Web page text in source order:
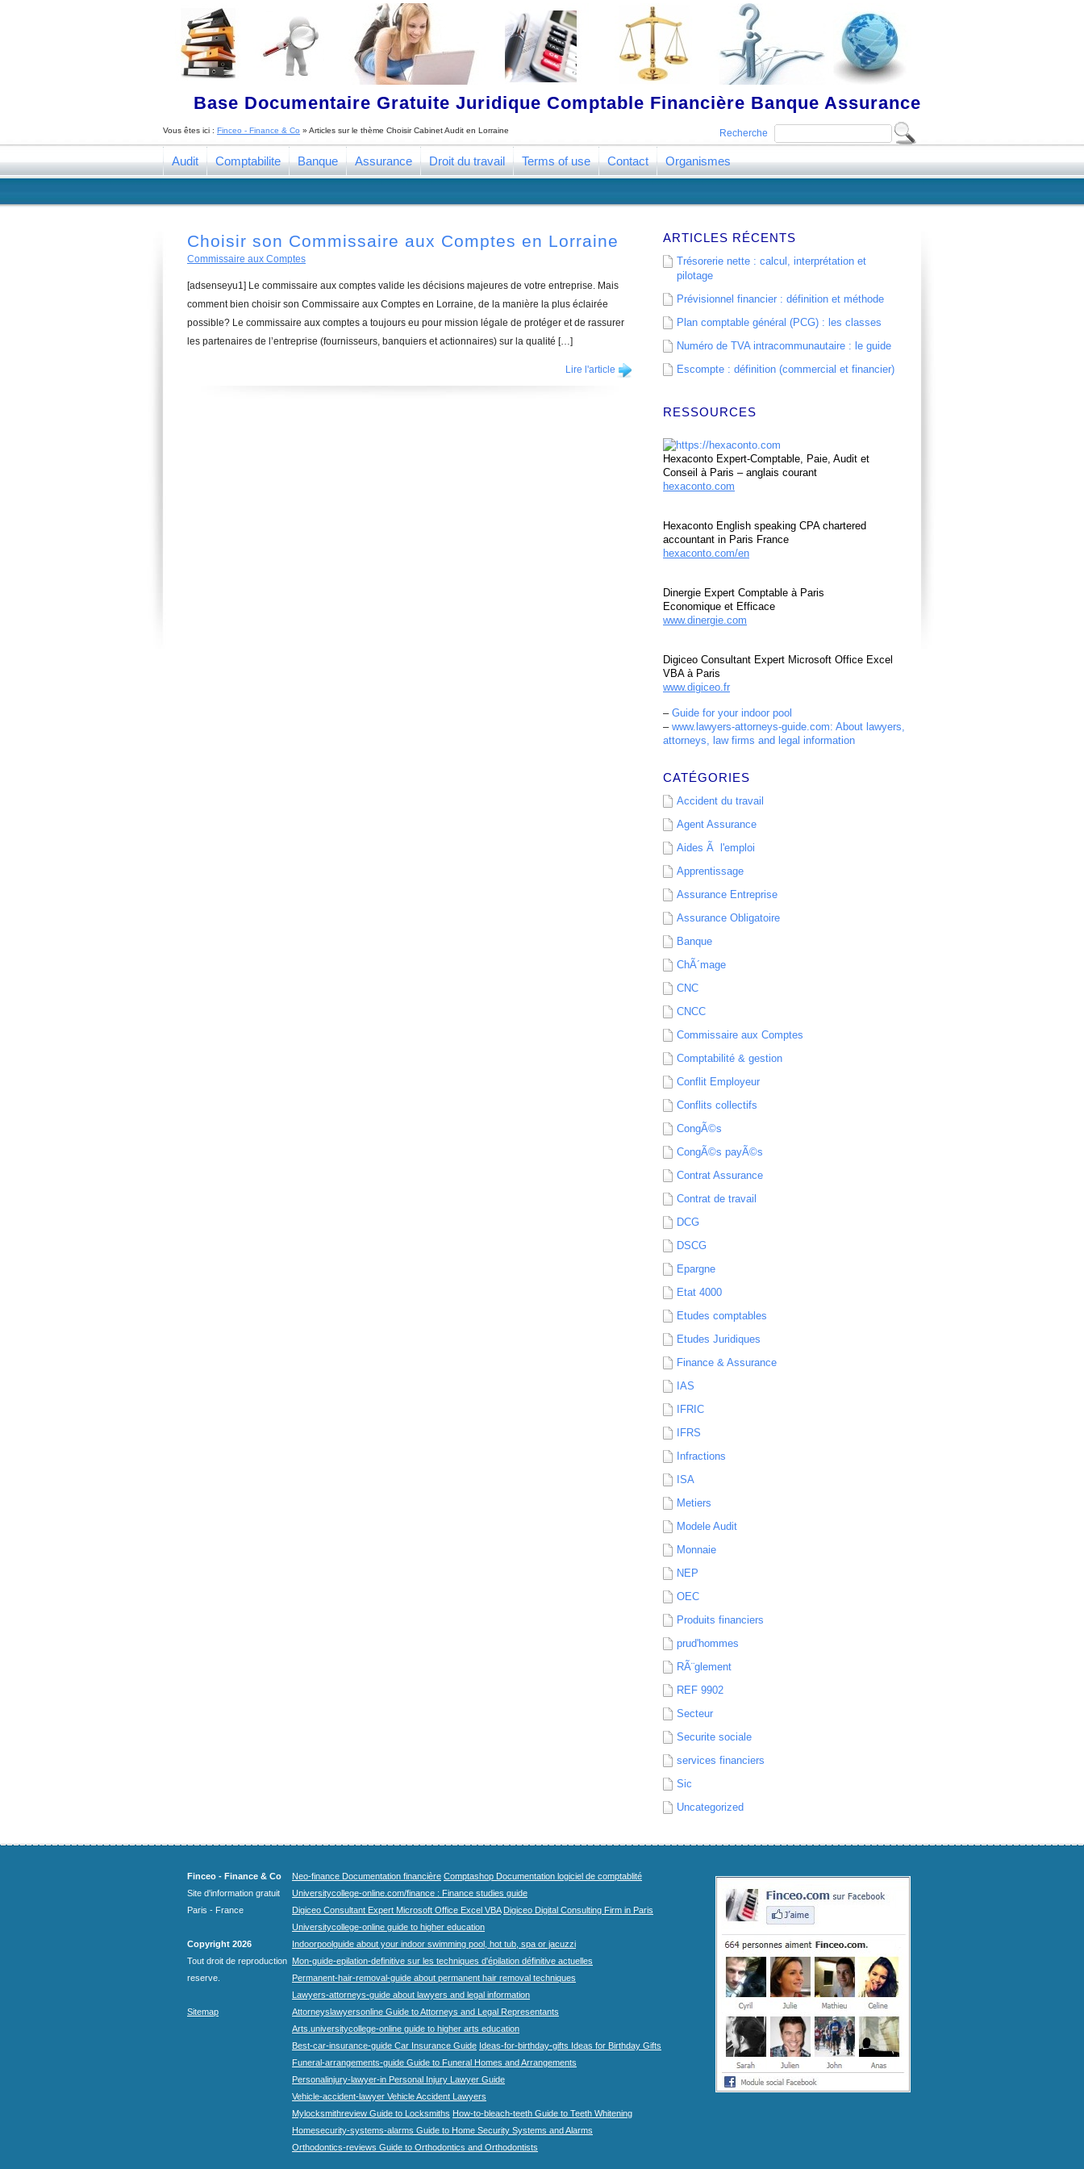
Base Documentaire Gratuite Juridique Comptable Financière Banque Assurance
Recherche
Vous êtes ici : Finceo - Finance & Co » Articles sur le thème Choisir Cabinet Audit en Lorraine
Audit Comptabilite Banque Assurance Droit du travail Terms of use Contact Organismes
Choisir son Commissaire aux Comptes en Lorraine
Commissaire aux Comptes
[adsenseyu1] Le commissaire aux comptes valide les décisions majeures de votre entreprise. Mais
comment bien choisir son Commissaire aux Comptes en Lorraine, de la manière la plus éclairée
possible? Le commissaire aux comptes a toujours eu pour mission légale de protéger et de rassurer
les partenaires de l’entreprise (fournisseurs, banquiers et actionnaires) sur la qualité […]
Lire l'article
ARTICLES RÉCENTS
Trésorerie nette : calcul, interprétation et
pilotage
Prévisionnel financier : définition et méthode
Plan comptable général (PCG) : les classes
Numéro de TVA intracommunautaire : le guide
Escompte : définition (commercial et financier)
RESSOURCES
Hexaconto Expert-Comptable, Paie, Audit et
Conseil à Paris – anglais courant
hexaconto.com
Hexaconto English speaking CPA chartered
accountant in Paris France
hexaconto.com/en
Dinergie Expert Comptable à Paris
Economique et Efficace
www.dinergie.com
Digiceo Consultant Expert Microsoft Office Excel
VBA à Paris
www.digiceo.fr
– Guide for your indoor pool
– www.lawyers-attorneys-guide.com: About lawyers,
attorneys, law firms and legal information
CATÉGORIES
Accident du travail
Agent Assurance
Aides Ã l'emploi
Apprentissage
Assurance Entreprise
Assurance Obligatoire
Banque
ChÃ´mage
CNC
CNCC
Commissaire aux Comptes
Comptabilité & gestion
Conflit Employeur
Conflits collectifs
CongÃ©s
CongÃ©s payÃ©s
Contrat Assurance
Contrat de travail
DCG
DSCG
Epargne
Etat 4000
Etudes comptables
Etudes Juridiques
Finance & Assurance
IAS
IFRIC
IFRS
Infractions
ISA
Metiers
Modele Audit
Monnaie
NEP
OEC
Produits financiers
prud'hommes
RÃ¨glement
REF 9902
Secteur
Securite sociale
services financiers
Sic
Uncategorized
Finceo - Finance & Co
Site d'information gratuit
Paris - France
Copyright 2026
Tout droit de reproduction
reserve.
Sitemap
Neo-finance Documentation financière Comptashop Documentation logiciel de comptablité
Universitycollege-online.com/finance : Finance studies guide
Digiceo Consultant Expert Microsoft Office Excel VBA Digiceo Digital Consulting Firm in Paris
Universitycollege-online guide to higher education
Indoorpoolguide about your indoor swimming pool, hot tub, spa or jacuzzi
Mon-guide-epilation-definitive sur les techniques d'épilation définitive actuelles
Permanent-hair-removal-guide about permanent hair removal techniques
Lawyers-attorneys-guide about lawyers and legal information
Attorneyslawyersonline Guide to Attorneys and Legal Representants
Arts.universitycollege-online guide to higher arts education
Best-car-insurance-guide Car Insurance Guide Ideas-for-birthday-gifts Ideas for Birthday Gifts
Funeral-arrangements-guide Guide to Funeral Homes and Arrangements
Personalinjury-lawyer-in Personal Injury Lawyer Guide
Vehicle-accident-lawyer Vehicle Accident Lawyers
Mylocksmithreview Guide to Locksmiths How-to-bleach-teeth Guide to Teeth Whitening
Homesecurity-systems-alarms Guide to Home Security Systems and Alarms
Orthodontics-reviews Guide to Orthodontics and Orthodontists